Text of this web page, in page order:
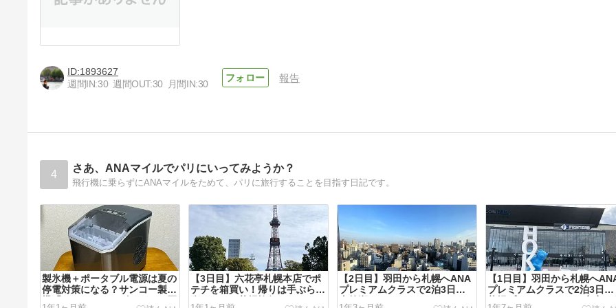
1893627
週間IN:30 週間OUT:30 月間IN:30
報告
4 さあ、ANAマイルでパリにいってみようか？
飛行機に乗らずにANAマイルをためて、パリに旅行することを目指す日記です。
製氷機＋ポータブル電源は夏の
停電対策になる？サンコー製氷
機「クリアアイスゴロン」を買
【3日目】六花亭札幌本店でポ
テチを箱買い！帰りは手ぶらで
楽しかった札幌旅行
【2日目】羽田から札幌へANA
プレミアムクラスで2泊3日！
支笏湖（しこつこ）とエスコン
【1日目】羽田から札幌へ
プレミアムクラスで2泊3日！
札幌プリンスホテルは安定の